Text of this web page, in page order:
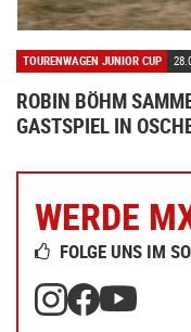
TOURENWAGEN JUNIOR CUP
ROBIN BÖHM
GASTSPIEL IN
WERDE
FOLGE UNS IM